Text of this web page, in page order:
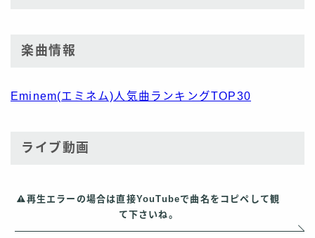
楽曲情報
Eminem(エミネム)人気曲ランキングTOP30
ライブ動画
再生エラーの場合は直接YouTubeで曲名をコピペして観
て下さいね。